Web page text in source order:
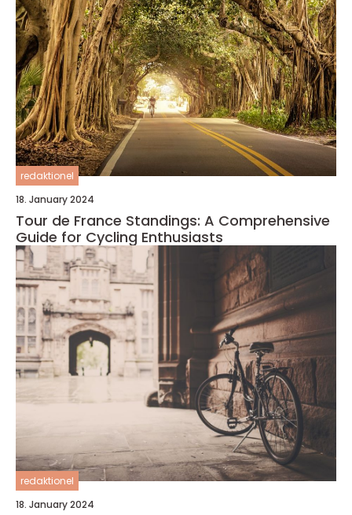
redaktionel
18. January 2024
Tour de France Standings: A Comprehensive
Guide for Cycling Enthusiasts
redaktionel
18. January 2024